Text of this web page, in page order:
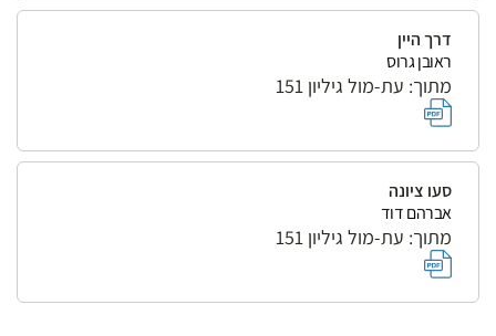
דרך היין
ראובן גרוס
מתוך: עת-מול גיליון 151
סעו ציונה
אברהם דוד
מתוך: עת-מול גיליון 151